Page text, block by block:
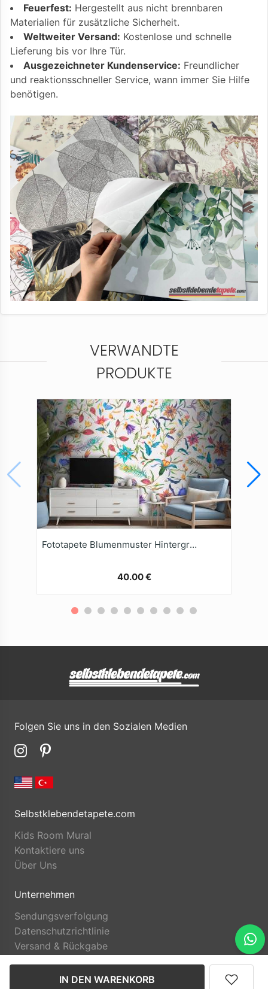
IN DEN WARENKORB
Feuerfest: Hergestellt aus nicht brennbaren
Materialien für zusätzliche Sicherheit.
Weltweiter Versand: Kostenlose und schnelle
Lieferung bis vor Ihre Tür.
Ausgezeichneter Kundenservice: Freundlicher
und reaktionsschneller Service, wann immer Sie Hilfe
benötigen.
VERWANDTE
PRODUKTE
Fototapete Blumenmuster Hintergrund
40.00 €
Folgen Sie uns in den Sozialen Medien
Selbstklebendetapete.com
Kids Room Mural
Kontaktiere uns
Über Uns
Unternehmen
Sendungsverfolgung
Datenschutzrichtlinie
Versand & Rückgabe